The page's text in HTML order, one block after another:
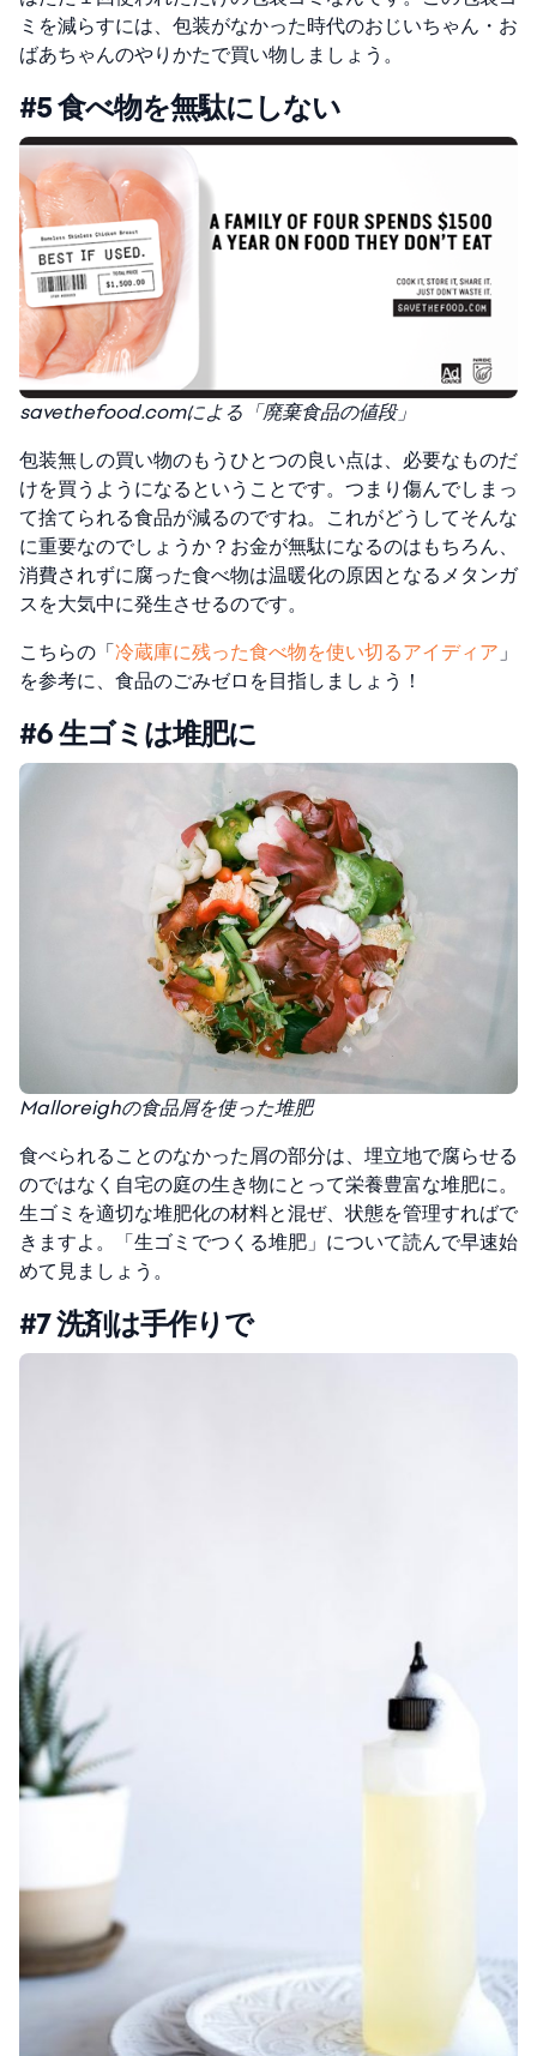
ミを減らすには、包装がなかった時代のおじいちゃん・お
ばあちゃんのやりかたで買い物しましょう。
#5 食べ物を無駄にしない
savethefood.comによる「廃棄食品の値段」
包装無しの買い物のもうひとつの良い点は、必要なものだ
けを買うようになるということです。つまり傷んでしまっ
て捨てられる食品が減るのですね。これがどうしてそんな
に重要なのでしょうか？お金が無駄になるのはもちろん、
消費されずに腐った食べ物は温暖化の原因となるメタンガ
スを大気中に発生させるのです。
こちらの「冷蔵庫に残った食べ物を使い切るアイディア 」
を参考に、食品のごみゼロを目指しましょう！
#6 生ゴミは堆肥に
Malloreighの食品屑を使った堆肥
食べられることのなかった屑の部分は、埋立地で腐らせる
のではなく自宅の庭の生き物にとって栄養豊富な堆肥に。
生ゴミを適切な堆肥化の材料と混ぜ、状態を管理すればで
きますよ。「生ゴミでつくる堆肥 」について読んで早速始
めて見ましょう。
#7 洗剤は手作りで